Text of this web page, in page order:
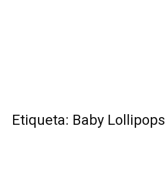
Etiqueta: Baby Lollipops